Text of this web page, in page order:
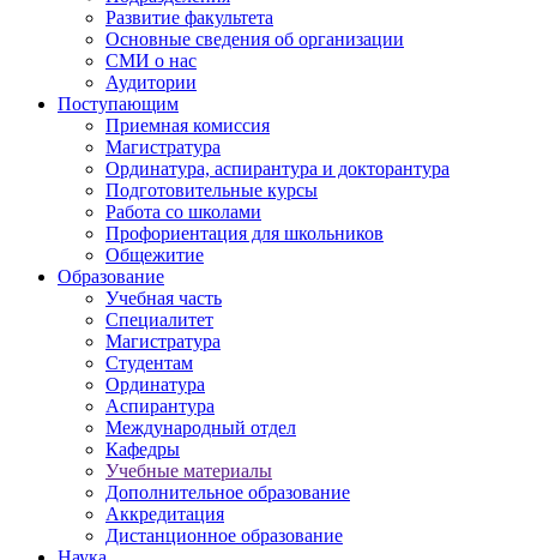
Развитие факультета
Основные сведения об организации
СМИ о нас
Аудитории
Поступающим
Приемная комиссия
Магистратура
Ординатура, аспирантура и докторантура
Подготовительные курсы
Работа со школами
Профориентация для школьников
Общежитие
Образование
Учебная часть
Специалитет
Магистратура
Студентам
Ординатура
Аспирантура
Международный отдел
Кафедры
Учебные материалы
Дополнительное образование
Аккредитация
Дистанционное образование